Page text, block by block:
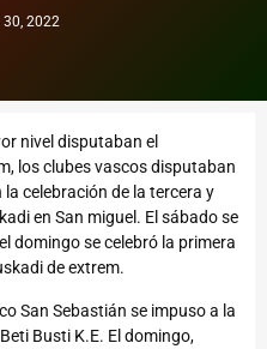
2022
nivel disputaban el
los clubes vascos disputaban
celebración de la tercera y
en San miguel. El sábado se
domingo se celebró la primera
de extrem.
San Sebastián se impuso a la
Busti K.E. El domingo,